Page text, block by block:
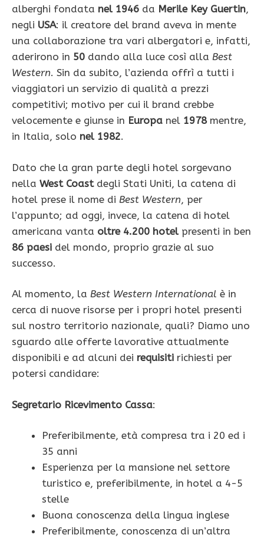
alberghi fondata nel 1946 da Merile Key Guertin,
negli USA: il creatore del brand aveva in mente
una collaborazione tra vari albergatori e, infatti,
aderirono in 50 dando alla luce così alla Best
Western. Sin da subito, l’azienda offrì a tutti i
viaggiatori un servizio di qualità a prezzi
competitivi; motivo per cui il brand crebbe
velocemente e giunse in Europa nel 1978mentre,
in Italia, solo nel 1982.
Dato che la gran parte degli hotel sorgevano
nella West Coastdegli Stati Uniti, la catena di
hotel prese il nome di Best Western, per
l’appunto; ad oggi, invece, la catena di hotel
americana vanta oltre 4.200 hotel presenti in ben
86 paesi del mondo, proprio grazie al suo
successo.
Al momento, la Best Western International è in
cerca di nuove risorse per i propri hotel presenti
sul nostro territorio nazionale, quali? Diamo uno
sguardo alle offerte lavorative attualmente
disponibili e ad alcuni dei requisiti richiesti per
potersi candidare:
Segretario Ricevimento Cassa:
Preferibilmente, età compresa tra i 20 ed i
35 anni
Esperienza per la mansione nel settore
turistico e, preferibilmente, in hotel a 4-5
stelle
Buona conoscenza della lingua inglese
Preferibilmente, conoscenza di un’altra